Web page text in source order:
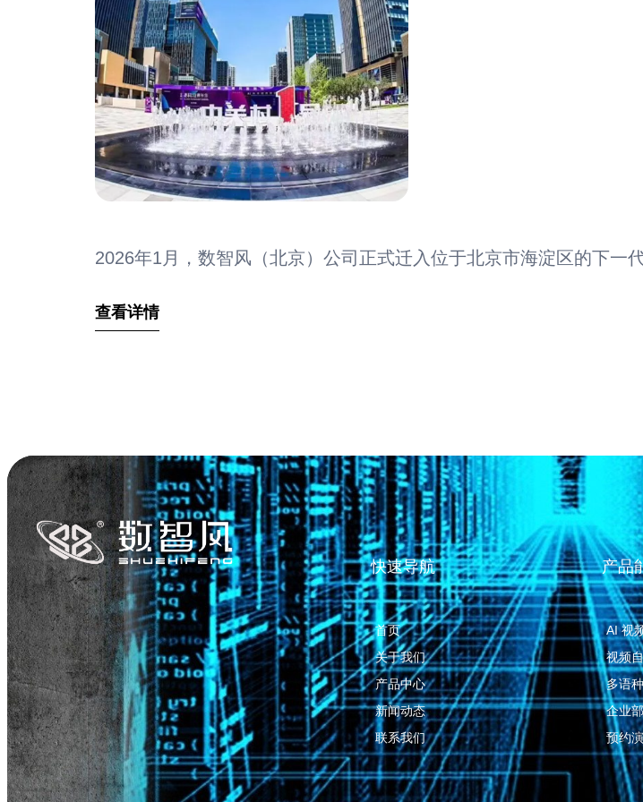
2026年1月，数智风（北京）公司正式迁入位于北京市海淀区的下
查看详情
快速导航
首页
关于我们
产品中心
新闻动态
联系我们
产品
AI 视
视频
多语
企业
预约